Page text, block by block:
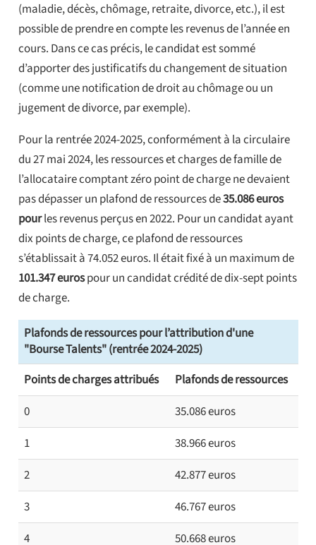
(maladie, décès, chômage, retraite, divorce, etc.), il est
possible de prendre en compte les revenus de l’année en
cours. Dans ce cas précis, le candidat est sommé
d’apporter des justificatifs du changement de situation
(comme une notification de droit au chômage ou un
jugement de divorce, par exemple).
Pour la rentrée 2024-2025, conformément à la circulaire
du 27 mai 2024, les ressources et charges de famille de
l’allocataire comptant zéro point de charge ne devaient
pas dépasser un plafond de ressources de35.086 euros
pourles revenus perçus en 2022. Pour un candidat ayant
dix points de charge, ce plafond de ressources
s’établissait à 74.052 euros. Il était fixé à un maximum de
101.347 eurospour un candidat crédité de dix-sept points
de charge.
Plafonds de ressources pour l’attribution d'une
"Bourse Talents" (rentrée 2024-2025)
Points de charges attribués
Plafonds de ressources
0
35.086 euros
1
38.966 euros
2
42.877 euros
3
46.767 euros
4
50.668 euros